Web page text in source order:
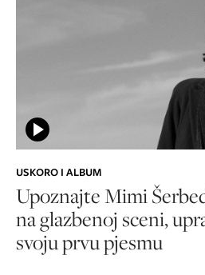
USKORO I ALBUM
Upoznajte Mimi
na glazbenoj sceni,
svoju prvu pjesmu